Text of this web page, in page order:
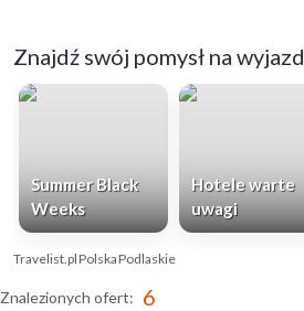
Znajdź swój pomysł na wyjazd
Summer Black
Weeks
Hotele warte
uwagi
Travelist.plPolskaPodlaskie
Znalezionych ofert: 6